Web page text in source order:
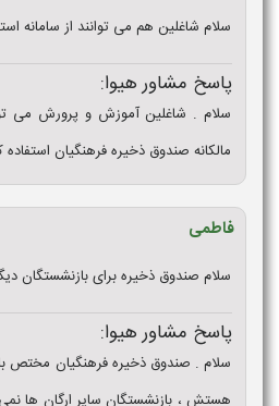
سلام شاغلین هم می توانند از سامانه
پاسخ مشاور هیوا:
سلام . شاغلین آموزش و پرورش می
مالکانه صندوق ذخیره فرهنگیان
فاطمی
سلام صندوق ذخیره برای بازنشستگان
پاسخ مشاور هیوا:
سلام . صندوق ذخیره فرهنگیان مختص
هستش ، بازنشستگان سایر ارگان ها